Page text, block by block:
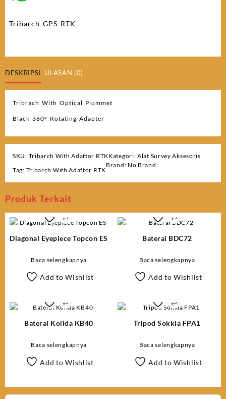
Tribarch GPS RTK
DESKRIPSI ULASAN (0)
Tribrach With Optical Plummet
Black 360° Rotating Adapter
SKU: Tribarch With Adaftor RTKKategori:Alat Survey Aksesoris
Tag: Tribarch With Adaftor RTK
Brand: No Brand
Produk Terkait
Diagonal Eyepiece Topcon ES
Baca selengkapnya
Add to Wishlist
Baterai BDC72
Baca selengkapnya
Add to Wishlist
Baterai Kolida KB40
Baca selengkapnya
Add to Wishlist
Tripod Sokkia FPA1
Baca selengkapnya
Add to Wishlist